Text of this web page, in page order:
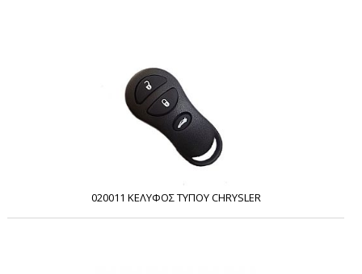
020011 ΚΕΛΥΦΟΣ ΤΥΠΟΥ CHRYSLER